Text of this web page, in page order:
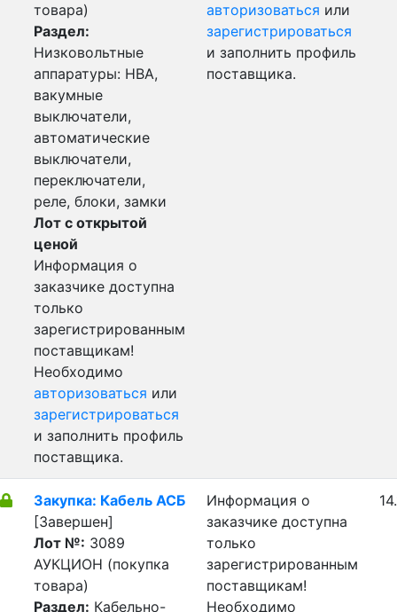
товара)
Раздел:
Низковольтные
аппаратуры: НВА,
вакумные
выключатели,
автоматические
выключатели,
переключатели,
реле, блоки, замки
Лот с открытой
ценой
Информация о
заказчике доступна
только
зарегистрированным
поставщикам!
Необходимо
авторизоваться или
зарегистрироваться
и заполнить профиль
поставщика.
авторизоваться или
зарегистрироваться
и заполнить профиль
поставщика.
Закупка: Кабель АСБ
[Завершен]
Лот №: 3089
АУКЦИОН (покупка
товара)
Раздел: Кабельно-
Информация о
заказчике доступна
только
зарегистрированным
поставщикам!
Необходимо